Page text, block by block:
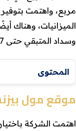
مربع، واهتمت
وسداد المتبقي حتى 7 سنوات.
المحتوى
موقع مول
اهتمت الشركة